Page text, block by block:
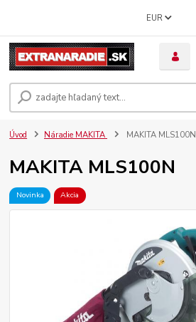
EUR
Úvod Náradie MAKITA MAKITA MLS100N
MAKITA MLS100N
Novinka Akcia